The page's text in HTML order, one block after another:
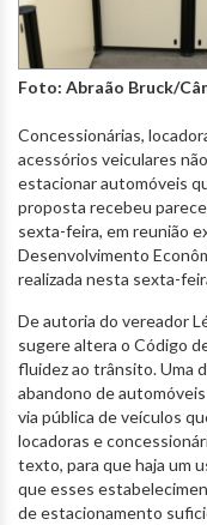
Foto: Abraão Bruck/
Concessionárias,
acessórios veiculares
estacionar automóveis
proposta recebeu
sexta-feira, em reunião
Desenvolvimento
realizada nesta sexta-
De autoria do vereador
sugere altera o Código
fluidez ao trânsito. Uma
abandono de
via pública de veículos
locadoras e
texto, para que haja um
que esses
de estacionamento